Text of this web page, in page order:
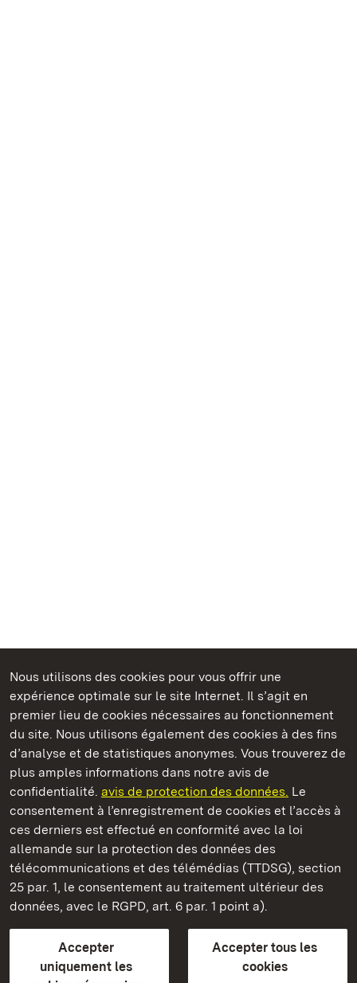
Nous utilisons des cookies pour vous offrir une
expérience optimale sur le site Internet. Il s’agit en
premier lieu de cookies nécessaires au fonctionnement
du site. Nous utilisons également des cookies à des fins
d’analyse et de statistiques anonymes. Vous trouverez de
plus amples informations dans notre avis de
confidentialité. avis de protection des données. Le
consentement à l’enregistrement de cookies et l’accès à
ces derniers est effectué en conformité avec la loi
allemande sur la protection des données des
télécommunications et des télémédias (TTDSG), section
25 par. 1, le consentement au traitement ultérieur des
données, avec le RGPD, art. 6 par. 1 point a).
Accepter
uniquement les
Accepter tous les
cookies
Châteaux et jardins publics du Bade-Wurtemberg
Château résidentiel de Rastatt
Châteaux et jardins publics du Bade-Wurtemberg
Contact et InformationsFAQ et réponsesMentions légales
Protection des données
Explications sur l’accessibilité
BITV-konform (geprüfte Seiten)
plus loin